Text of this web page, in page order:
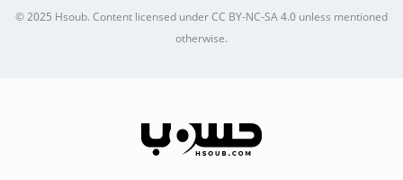
© 2025Hsoub.Content licensed underCC BY-NC-SA 4.0unless mentioned
otherwise.